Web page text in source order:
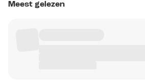
Meest gelezen